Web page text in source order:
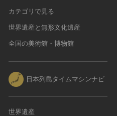
カテゴリで見る
世界遺産と無形文化遺産
全国の美術館・博物館
日本列島タイムマシンナビ
世界遺産